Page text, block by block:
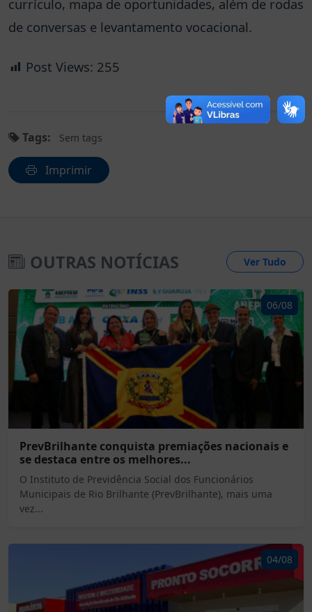
currículo, mapa de oportunidades, além de rodas
de conversas e levantamento vocacional.
Post Views: 255
Tags: Sem tags
Imprimir
OUTRAS NOTÍCIAS Ver Tudo
06/08
PrevBrilhante conquista premiações nacionais e
se destaca entre os melhores...
O Instituto de Previdência Social dos Funcionários
Municipais de Rio Brilhante (PrevBrilhante), mais uma
vez...
04/08